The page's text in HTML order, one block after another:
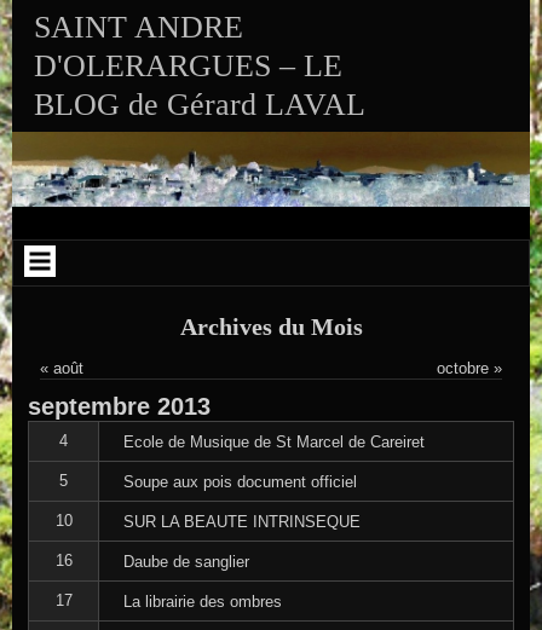
Skip to VISITS_COUNTER_WIDGET
SAINT ANDRE
D'OLERARGUES – LE
BLOG de Gérard LAVAL
Archives du Mois
« août octobre »
septembre 2013
4 Ecole de Musique de St Marcel de Careiret
5 Soupe aux pois document officiel
10 SUR LA BEAUTE INTRINSEQUE
16 Daube de sanglier
17 La librairie des ombres